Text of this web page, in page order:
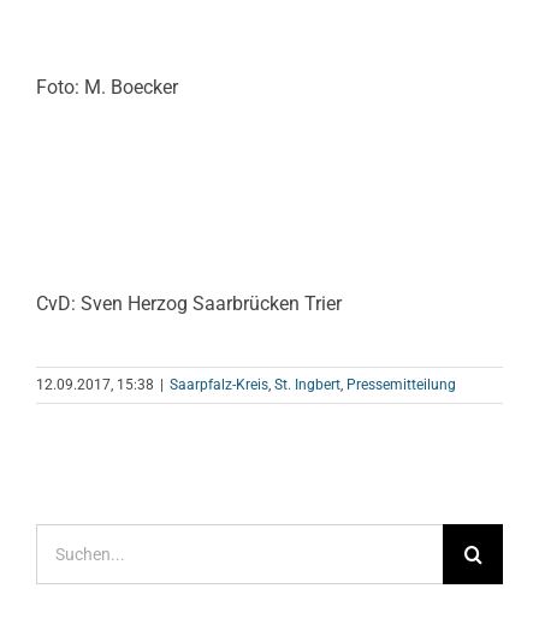
Foto: M. Boecker
CvD: Sven Herzog Saarbrücken Trier
12.09.2017, 15:38 | Saarpfalz-Kreis St. Ingbert Pressemitteilung
nach: